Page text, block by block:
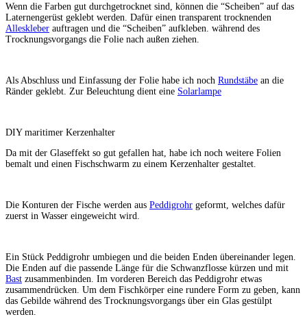
Wenn die Farben gut durchgetrocknet sind, können die “Scheiben” auf das
Laternengerüst geklebt werden. Dafür einen transparent trocknenden
Alleskleber auftragen und die “Scheiben” aufkleben. während des
Trocknungsvorgangs die Folie nach außen ziehen.
Als Abschluss und Einfassung der Folie habe ich noch Rundstäbe an die
Ränder geklebt. Zur Beleuchtung dient eine Solarlampe
DIY maritimer Kerzenhalter
Da mit der Glaseffekt so gut gefallen hat, habe ich noch weitere Folien
bemalt und einen Fischschwarm zu einem Kerzenhalter gestaltet.
Die Konturen der Fische werden aus Peddigrohr geformt, welches dafür
zuerst in Wasser eingeweicht wird.
Ein Stück Peddigrohr umbiegen und die beiden Enden übereinander legen.
Die Enden auf die passende Länge für die Schwanzflosse kürzen und mit
Bast zusammenbinden. Im vorderen Bereich das Peddigrohr etwas
zusammendrücken. Um dem Fischkörper eine rundere Form zu geben, kann
das Gebilde während des Trocknungsvorgangs über ein Glas gestülpt
werden.